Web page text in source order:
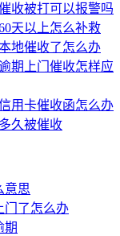
收被打可以报警吗
天以上怎么补救
地催收了怎么办
期上门催收怎样应
用卡催收函怎么办
久被催收
意思
门了怎么办
期